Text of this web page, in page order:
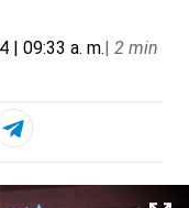
| 09:33 a. m.| 2 min